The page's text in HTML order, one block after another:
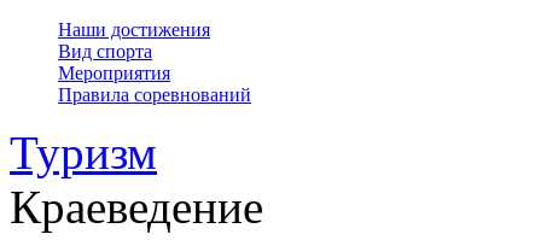
Наши достижения
Вид спорта
Мероприятия
Правила соревнований
Туризм
Краеведение